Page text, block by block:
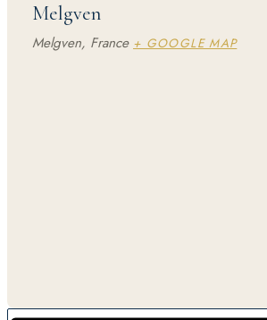
Melgven
Melgven, France + GOOGLE MAP